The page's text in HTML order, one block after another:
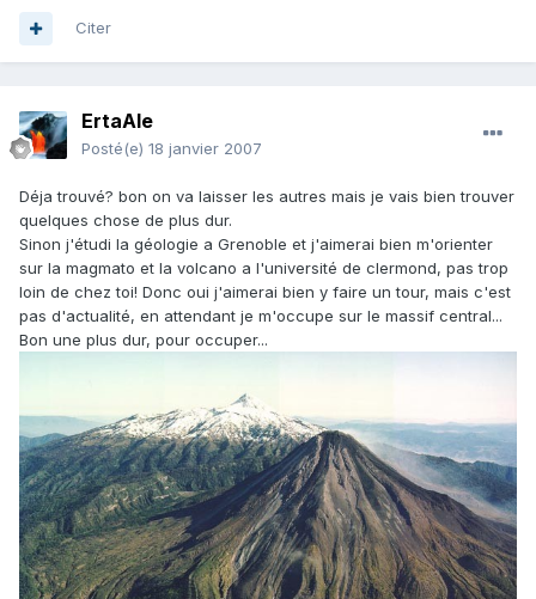
Citer
ErtaAle
Posté(e) 18 janvier 2007
Déja trouvé? bon on va laisser les autres mais je vais bien trouver
quelques chose de plus dur.
Sinon j'étudi la géologie a Grenoble et j'aimerai bien m'orienter
sur la magmato et la volcano a l'université de clermond, pas trop
loin de chez toi! Donc oui j'aimerai bien y faire un tour, mais c'est
pas d'actualité, en attendant je m'occupe sur le massif central...
Bon une plus dur, pour occuper...